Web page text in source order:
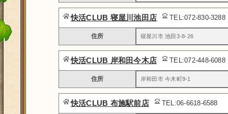
快活CLUB 寝屋川池田店 TEL:072-830-3288
住所 寝屋川市 池田3-8-26
快活CLUB 岸和田今木店 TEL:072-448-6088
住所 岸和田市 今木町9-1
快活CLUB 布施駅前店 TEL:06-6618-6588